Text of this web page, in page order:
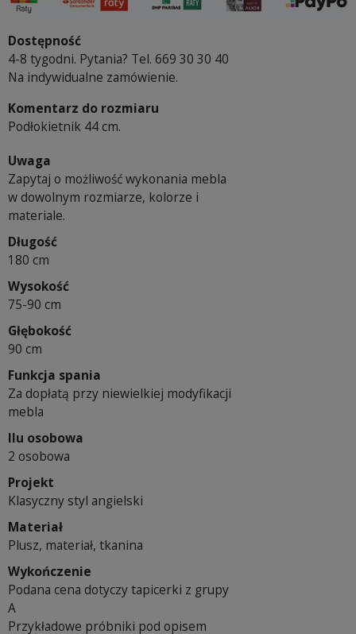
Dostępność
4-8 tygodni. Pytania? Tel. 669 30 30 40
Na indywidualne zamówienie.
Komentarz do rozmiaru
Podłokietnik 44 cm.
Uwaga
Zapytaj o możliwość wykonania mebla
w dowolnym rozmiarze, kolorze i
materiale.
Długość
180 cm
Wysokość
75-90 cm
Głębokość
90 cm
Funkcja spania
Za dopłatą przy niewielkiej modyfikacji
mebla
Ilu osobowa
2 osobowa
Projekt
Klasyczny styl angielski
Materiał
Plusz, materiał, tkanina
Wykończenie
Podana cena dotyczy tapicerki z grupy
A
Przykładowe próbniki pod opisem